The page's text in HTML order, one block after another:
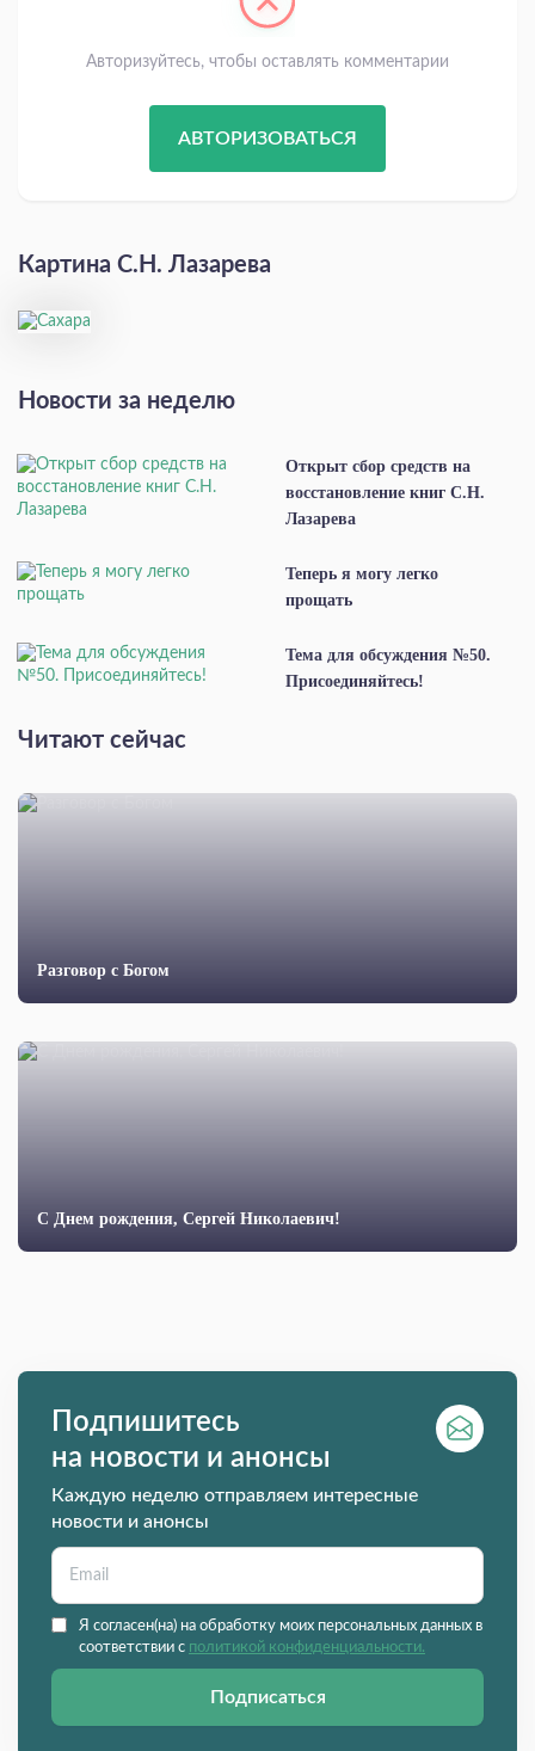
Авторизуйтесь, чтобы оставлять комментарии
АВТОРИЗОВАТЬСЯ
Картина С.Н. Лазарева
Новости за неделю
Открыт сбор средств на
восстановление книг С.Н.
Лазарева
Теперь я могу легко
прощать
Тема для обсуждения №50.
Присоединяйтесь!
Читают сейчас
Разговор с Богом
С Днем рождения, Сергей Николаевич!
Подпишитесь
на новости и анонсы
Каждую неделю отправляем интересные
новости и анонсы
Я согласен(на) на обработку моих персональных данных в
соответствии с политикой конфиденциальности.
Подписаться